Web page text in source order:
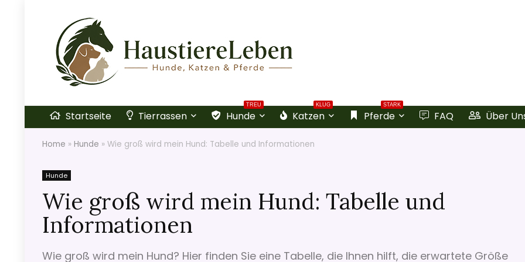
Startseite Tierrassen
TREU
Hunde
KLUG
Katzen
STARK
Pferde FAQ Über
Home » Hunde » Wie groß wird mein Hund: Tabelle und Informationen
Hunde
Wie groß wird mein Hund: Tabelle und
Informationen
Wie groß wird mein Hund? Hier finden Sie eine Tabelle, die Ihnen hilft, die erwartete Größe